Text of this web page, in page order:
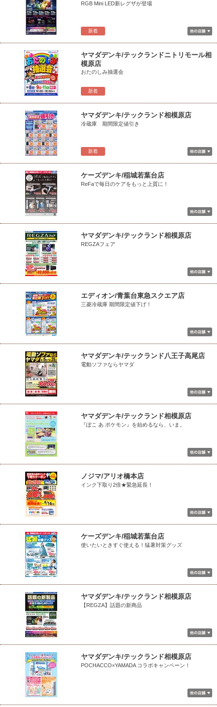
新着
RGB Mini LED新レグザが登場
新着
ヤマダデンキ/テックランドニトリモール相
模原店
おたのしみ抽選会
新着
ヤマダデンキ/テックランド相模原店
冷蔵庫 期間限定値引き
ケーズデンキ/稲城若葉台店
ReFaで毎日のケアをもっと上質に！
ヤマダデンキ/テックランド相模原店
REGZAフェア
エディオン/青葉台東急スクエア店
三菱冷蔵庫 期間限定値下げ！
ヤマダデンキ/テックランド八王子高尾店
電動ソファならヤマダ
ヤマダデンキ/テックランド相模原店
『ぽこ あ ポケモン』を始めるなら、いま。
ノジマ/アリオ橋本店
インク下取り2倍★緊急延長！
ケーズデンキ/稲城若葉台店
使いたいときすぐ使える！猛暑対策グッズ
ヤマダデンキ/テックランド相模原店
【REGZA】話題の新商品
ヤマダデンキ/テックランド相模原店
POCHACCO×YAMADA コラボキャンペーン！